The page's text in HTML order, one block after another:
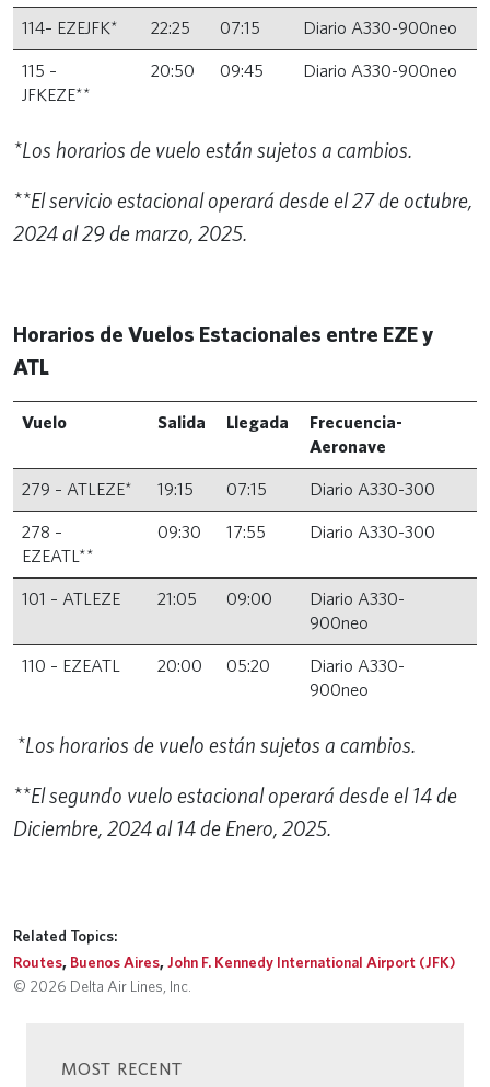
114– EZEJFK* 22:25 07:15 Diario A330-900neo
115 –
JFKEZE**
20:50 09:45 Diario A330-900neo
*Los horarios de vuelo están sujetos a cambios.
**El servicio estacional operará desde el 27 de octubre,
2024 al 29 de marzo, 2025.
Horarios de Vuelos Estacionales entre EZE y
ATL
Vuelo Salida Llegada
Frecuencia-
Aeronave
279 – ATLEZE* 19:15 07:15 Diario A330-300
278 –
EZEATL**
09:30 17:55 Diario A330-300
101 – ATLEZE 21:05 09:00
Diario A330-
900neo
110 – EZEATL 20:00 05:20
Diario A330-
900neo
*Los horarios de vuelo están sujetos a cambios.
**El segundo vuelo estacional operará desde el 14 de
Diciembre, 2024 al 14 de Enero, 2025.
Related Topics:
Routes, Buenos Aires,John F. Kennedy International Airport (JFK)
© 2026 Delta Air Lines, Inc.
MOST RECENT